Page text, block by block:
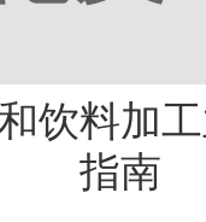
饮料加
指南